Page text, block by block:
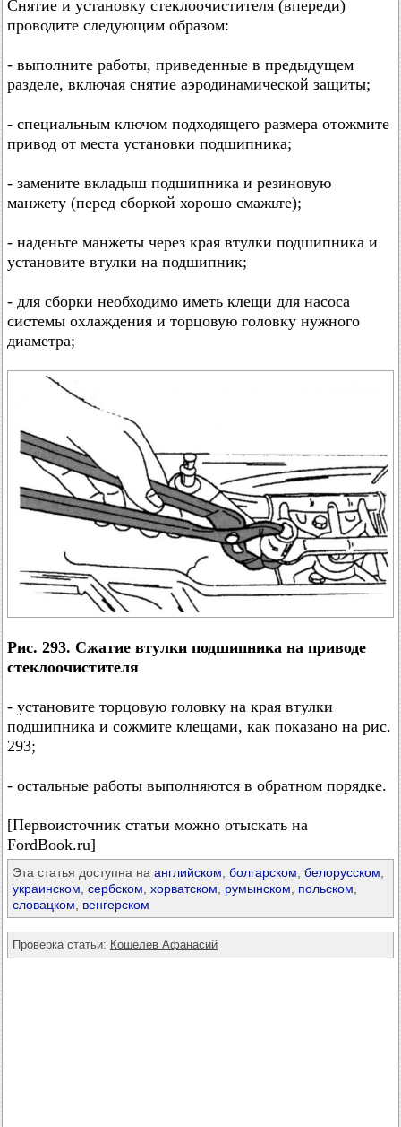
Снятие и установку стеклоочистителя (впереди)
проводите следующим образом:
- выполните работы, приведенные в предыдущем
разделе, включая снятие аэродинамической защиты;
- специальным ключом подходящего размера отожмите
привод от места установки подшипника;
- замените вкладыш подшипника и резиновую
манжету (перед сборкой хорошо смажьте);
- наденьте манжеты через края втулки подшипника и
установите втулки на подшипник;
- для сборки необходимо иметь клещи для насоса
системы охлаждения и торцовую головку нужного
диаметра;
Рис. 293. Сжатие втулки подшипника на приводе
стеклоочистителя
- установите торцовую головку на края втулки
подшипника и сожмите клещами, как показано на рис.
293;
- остальные работы выполняются в обратном порядке.
[Первоисточник статьи можно отыскать на
FordBook.ru]
Эта статья доступна на английском, болгарском, белорусском,
украинском, сербском, хорватском, румынском, польском,
словацком, венгерском
Проверка статьи: Кошелев Афанасий